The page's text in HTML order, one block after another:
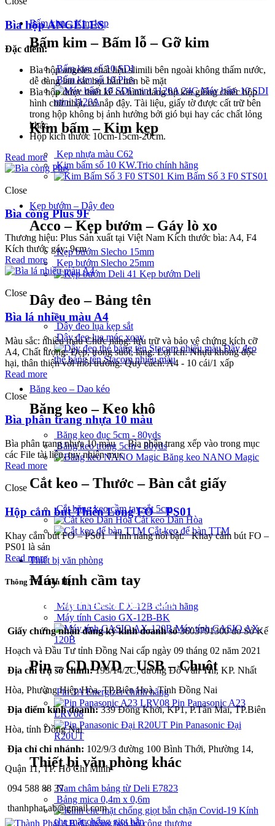
Bấm kim – Kim kẹp
Bấm kim – Bấm lỗ – Gỡ kim
Bấm kim số 10 SDI
Bấm kim số 10 Plus
Máy bấm 10 SDI
mini 1120A
Kim bấm – Kim kẹp
Kẹp nhựa màu C62
Kim bấm số 10 KW.Trio chính hãng
Kim Bấm Số 3 F0 STS01
Kẹp bướm – Dây đeo
Acco – Kẹp bướm – Gáy lò xo
Kẹp bướm Slecho 15mm
Kẹp bướm Slecho 25mm
Kẹp bướm Deli
Dây đeo – Bảng tên
Dây đeo lụa kẹp sắt
Dây đeo lụa móc xoay
Dây đeo
thẻ bảng tên Stacom nhiều màu
Băng keo – Dao kéo
Băng keo – Keo khô
Băng keo đục 5cm - 80yds
Băng keo trong 5cm - 80yds
Băng keo NANO Magic
Cắt keo – Thước – Bàn cắt giấy
Cắt băng keo cầm tay sắt 5cm
Cắt keo Dân Hòa
Cắt keo để bàn TTM
Thiết bị văn phòng
Máy tính cầm tay
Máy tính Casio DX-12B chính hãng
Máy tính Casio GX-12B-BK
Máy tính CASIO AX-
120B
Pin – CD DVD – USB – Chuột
Pin 3A Energizer chính hãng
Pin Panasonic A23
LRV08
Pin Panasonic Đại
R20UT
Thiết bị văn phòng khác
Nam châm bảng từ Deli E7823
Bảng mica 0,4m x 0,6m
Kính
che mặt chống giọt bắn
Bìa hộp ANGELES
Đặc điểm:
Bìa hộp angeles chất liệu slimili bên ngoài không thấm nước,
dễ dàng lau các bụi bẩn trên bề mặt
Bìa hộp được thiết kế có hình dáng bịt kín giống chiếc hộp
hình chữ nhật, có nắp đậy. Tài liệu, giấy tờ được cất trữ bên
trong hộp không bị ảnh hưởng bởi gió bụi hay các chất lỏng
khác.
Hộp kích thước 10cm-15cm-20cm.
Read more
Close
Bìa còng Plus 9F
Thương hiệu: Plus Sản xuất tại Việt Nam Kích thước bìa: A4, F4
Kích thước gáy: 9cm
Read more
Close
Bìa lá nhiều màu A4
Màu sắc: nhiều màu Chức năng: lưu trữ và bảo vệ chứng kích cỡ
A4, Chất lượng: Đẹp, trong suốt, láng. Lợi ích: Nhựa không độc
hại, thân thiện với môi trường. Quy cách: A4 - 10 cái/1 xấp
Read more
Close
Bìa phân trang nhựa 10 màu
Bìa phân trang nhựa 10 màu Bìa phân trang xếp vào trong mục
các File tài liệu, tuy nhiên mục
Read more
Close
Hộp cắm bút Thiên Long FO – PS01
Khay cắm bút FO – PS01 Tính năng nổi bật: Khay cắm bút FO –
PS01 là sản
Read more
Thông Tin Liên Hệ
CÔNG TY TNHH THÀNH PHÁT A&B
Giấy chứng nhận đăng ký kinh doanh số3603791300 do Sở Kế
Hoạch và Đầu Tư tỉnh Đồng Nai cấp ngày 09 tháng 02 năm 2021
Địa chỉ trụ sở chính:193/14/2C, đường Đỗ Văn Thi, KP. Nhất
Hòa, Phường Hiệp Hòa, TP.Biên Hoà, Tỉnh Đồng Nai
Địa điểm kinh doanh:339 Đồng Khởi, KP1, P.Tân Mai, TP.Biên
Hòa, tỉnh Đồng Nai
Địa chỉ chi nhánh: 102/9/3 đường 100 Bình Thới, Phường 14,
Quận 11, TP. Hồ Chí Minh
094 588 88 37
thanhphat.ab@gmail.com